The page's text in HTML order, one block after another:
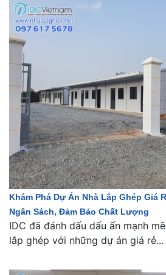
Khám Phá Dự Án Nhà Lắp Ghép Giá
Ngân Sách, Đảm Bảo Chất Lượng
IDC đã đánh dấu dấu ấn mạnh
lắp ghép với những dự án giá rẻ...